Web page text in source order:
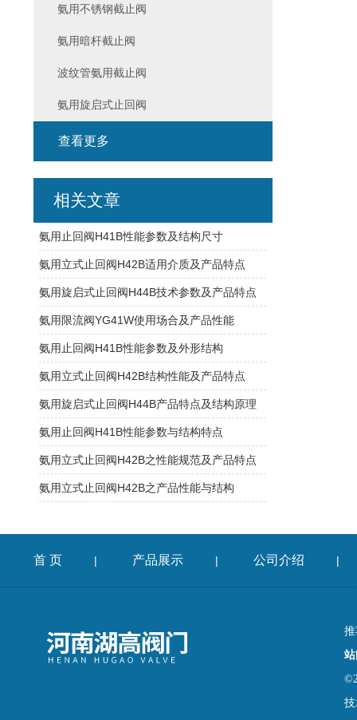
氨用不锈钢截止阀
氨用暗杆截止阀
波纹管氨用截止阀
氨用旋启式止回阀
查看更多
相关文章
氨用止回阀H41B性能参数及结构尺寸
氨用立式止回阀H42B适用介质及产品特点
氨用旋启式止回阀H44B技术参数及产品特点
氨用限流阀YG41W使用场合及产品性能
氨用止回阀H41B性能参数及外形结构
氨用立式止回阀H42B结构性能及产品特点
氨用旋启式止回阀H44B产品特点及结构原理
氨用止回阀H41B性能参数与结构特点
氨用立式止回阀H42B之性能规范及产品特点
氨用立式止回阀H42B之产品性能与结构
首 页 | 产品展示 | 公司介绍 |